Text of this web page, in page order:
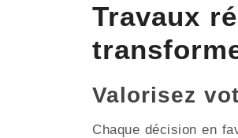
Travaux
Valorisez
Chaque décision en